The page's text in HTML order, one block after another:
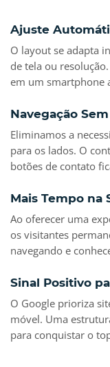
Ajuste
O layout se adapta
de tela ou
em um smartphone
Navegação
Eliminamos a
para os lados. O
botões de contato
Mais Tempo na
Ao oferecer uma
os visitantes
navegando e
Sinal Positivo
O Google prioriza
móvel. Uma
para conquistar o